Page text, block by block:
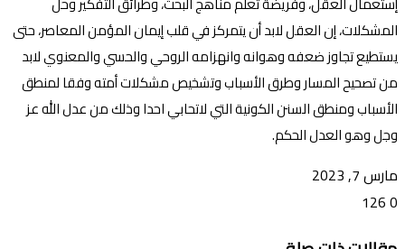
المشكلات، إن العقل لابد أن يتمركز في قلب إيمان المؤمن المعاصر، حتى
يستطيع تجاوز ضعفه وهوانه وانهزامه الروحي والحسي والمعنوي لابد
من تصحيح المسار وطرق الأسباب وتشخيص مشكلات أمته وفقا لمنطق
الأسباب ومنطق السنن الكونية التي لاتحابي احدا وذلك من عدل الله عز
وجل وهو العدل الحكم.
مارس 7, 2023
0